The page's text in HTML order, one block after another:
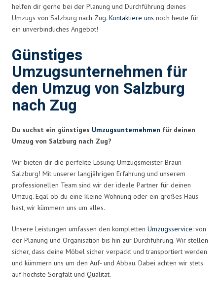
helfen dir gerne bei der Planung und Durchführung deines
Umzugs von Salzburg nach Zug. Kontaktiere uns noch heute für
ein unverbindliches Angebot!
Günstiges
Umzugsunternehmen für
den Umzug von Salzburg
nach Zug
Du suchst ein günstiges Umzugsunternehmen für deinen
Umzug von Salzburg nach Zug?
Wir bieten dir die perfekte Lösung: Umzugsmeister Braun
Salzburg! Mit unserer langjährigen Erfahrung und unserem
professionellen Team sind wir der ideale Partner für deinen
Umzug. Egal ob du eine kleine Wohnung oder ein großes Haus
hast, wir kümmern uns um alles.
Unsere Leistungen umfassen den kompletten Umzugsservice: von
der Planung und Organisation bis hin zur Durchführung. Wir stellen
sicher, dass deine Möbel sicher verpackt und transportiert werden
und kümmern uns um den Auf- und Abbau. Dabei achten wir stets
auf höchste Sorgfalt und Qualität.